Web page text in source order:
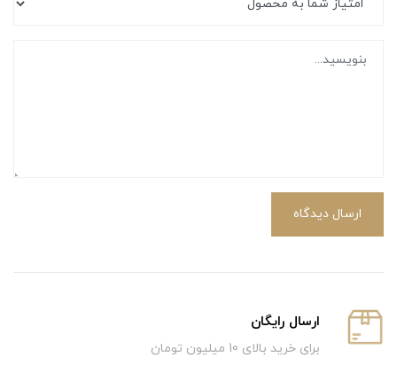
ارسال دیدگاه
ارسال رایگان
برای خرید بالای 10 میلیون تومان